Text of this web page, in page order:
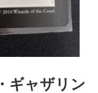
ギャザリン